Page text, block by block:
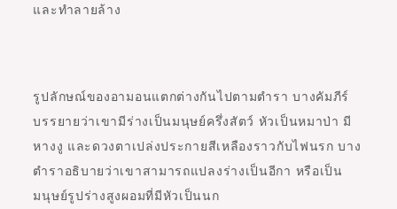
และทำลายล้าง
รูปลักษณ์ของอามอนแตกต่างกันไปตามตำรา บางคัมภีร์
บรรยายว่าเขามีร่างเป็นมนุษย์ครึ่งสัตว์ หัวเป็นหมาป่า มี
หางงู และดวงตาเปล่งประกายสีเหลืองราวกับไฟนรก บาง
ตำราอธิบายว่าเขาสามารถแปลงร่างเป็นอีกา หรือเป็น
มนุษย์รูปร่างสูงผอมที่มีหัวเป็นนก